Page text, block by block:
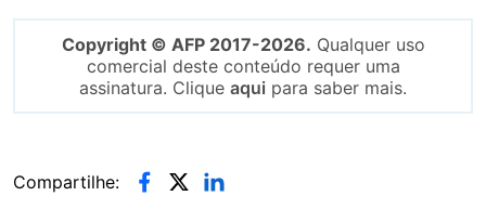
Copyright © AFP 2017-2026. Qualquer uso
comercial deste conteúdo requer uma
assinatura. Clique aqui para saber mais.
Compartilhe: